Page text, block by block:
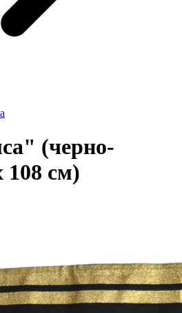
(черно-
108 см)